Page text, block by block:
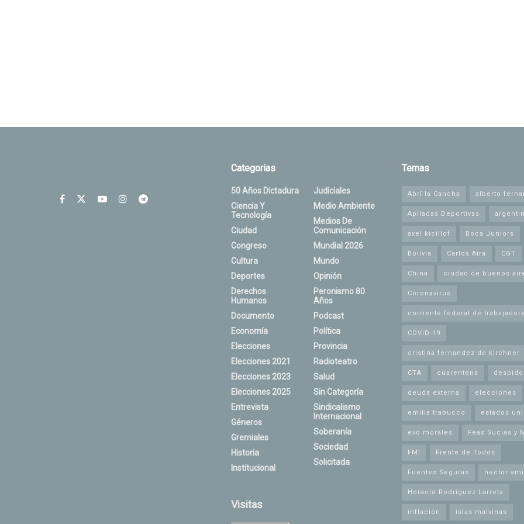
Categorias
50 Años Dictadura
Ciencia Y
Tecnología
Ciudad
Congreso
Cultura
Deportes
Derechos
Humanos
Documento
Economía
Elecciones
Elecciones 2021
Elecciones 2023
Elecciones 2025
Entrevista
Géneros
Gremiales
Historia
Institucional
Judiciales
Medio Ambiente
Medios De
Comunicación
Mundial 2026
Mundo
Opinión
Peronismo 80
Años
Podcast
Política
Provincia
Radioteatro
Salud
Sin Categoría
Sindicalismo
Internacional
Soberanía
Sociedad
Solicitada
Visitas
Temas
Abrí la Cancha alberto
Apiladas Deportivas
axel kicillof Boca Juniors
Bolivia Carlos Aira CGT
China ciudad de buenos
Coronavirus
corriente federal de
COVID-19
cristina fernandez de kirchner
CTA cuarentena
deuda externa elecciones
emilia trabucco estados
evo morales Feas Sucias y
FMI Frente de Todos
Fuentes Seguras hector
Horacio Rodríguez Larreta
inflación islas malvinas